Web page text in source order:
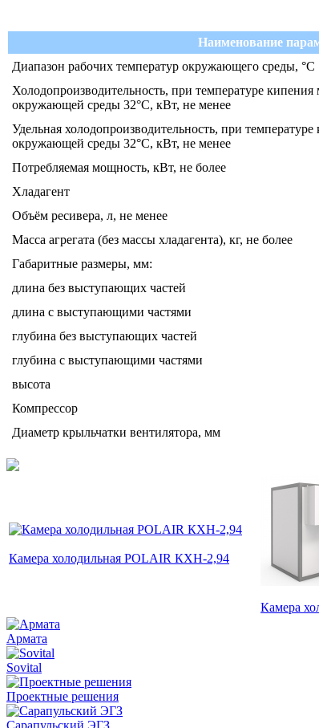
Наименование
Диапазон рабочих температур окружающего среды, °С
Холодопроизводительность, при температуре
окружающей среды 32°С, кВт, не менее
Удельная холодопроизводительность, при
окружающей среды 32°С, кВт, не менее
Потребляемая мощность, кВт, не более
Хладагент
Объём ресивера, л, не менее
Масса агрегата (без массы хладагента), кг, не более
Габаритные размеры, мм:
длина без выступающих частей
длина с выступающими частями
глубина без выступающих частей
глубина с выступающими частями
высота
Компрессор
Диаметр крыльчатки вентилятора, мм
Камера холодильная POLAIR КХН-2,94
Камера
Армата
Sovital
Проектные решения
Сарапульский ЭГЗ